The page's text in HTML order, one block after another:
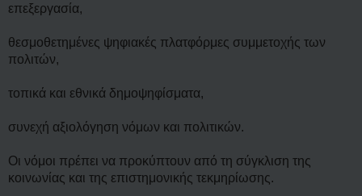
επεξεργασία,
θεσμοθετημένες ψηφιακές πλατφόρμες συμμετοχής των
πολιτών,
τοπικά και εθνικά δημοψηφίσματα,
συνεχή αξιολόγηση νόμων και πολιτικών.
Οι νόμοι πρέπει να προκύπτουν από τη σύγκλιση της
κοινωνίας και της επιστημονικής τεκμηρίωσης.